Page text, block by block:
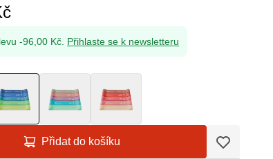
-96,00 Kč. Přihlaste se k newsletteru
Přidat do košíku